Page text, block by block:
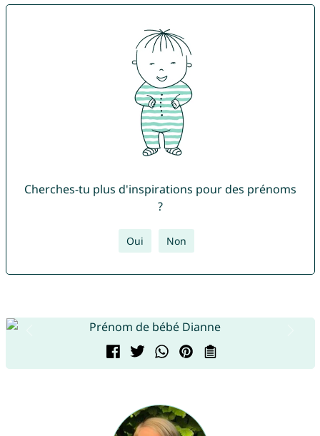
Cherches-tu plus d'inspirations pour des prénoms
?
Oui Non